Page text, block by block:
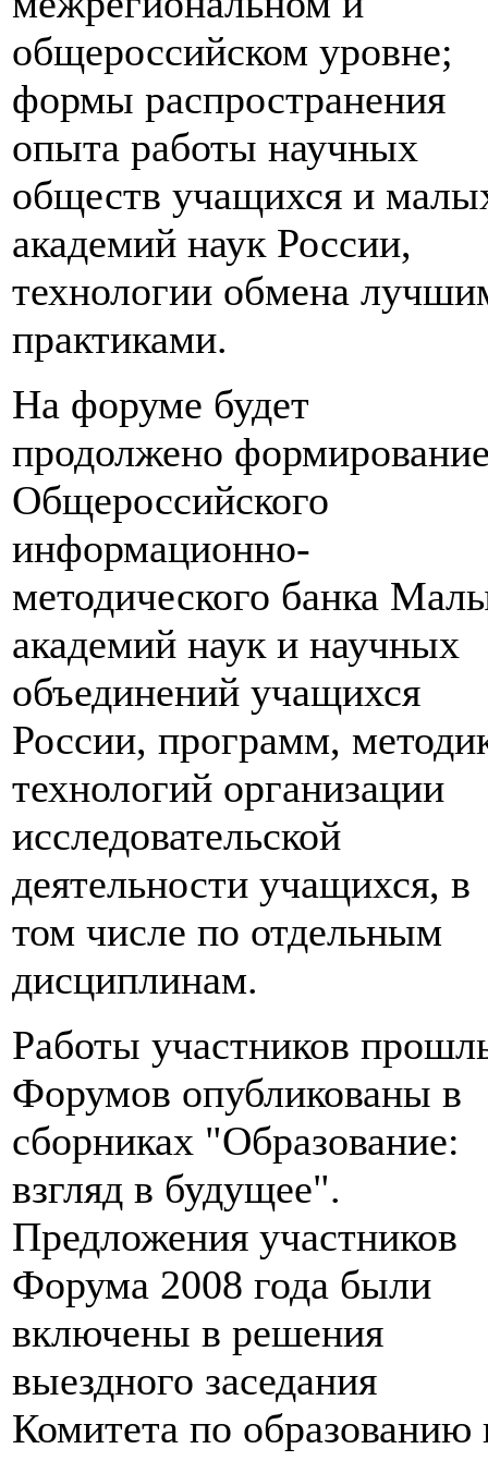
общероссийском уровне;
формы распространения
опыта работы научных
обществ учащихся и
академий наук России,
технологии обмена
практиками.
На форуме будет
продолжено
Общероссийского
информационно-
методического банка
академий наук и научных
объединений учащихся
России, программ,
технологий организации
исследовательской
деятельности учащихся, в
том числе по отдельным
дисциплинам.
Работы участников
Форумов опубликованы в
сборниках "Образование:
взгляд в будущее".
Предложения участников
Форума 2008 года были
включены в решения
выездного заседания
Комитета по образованию